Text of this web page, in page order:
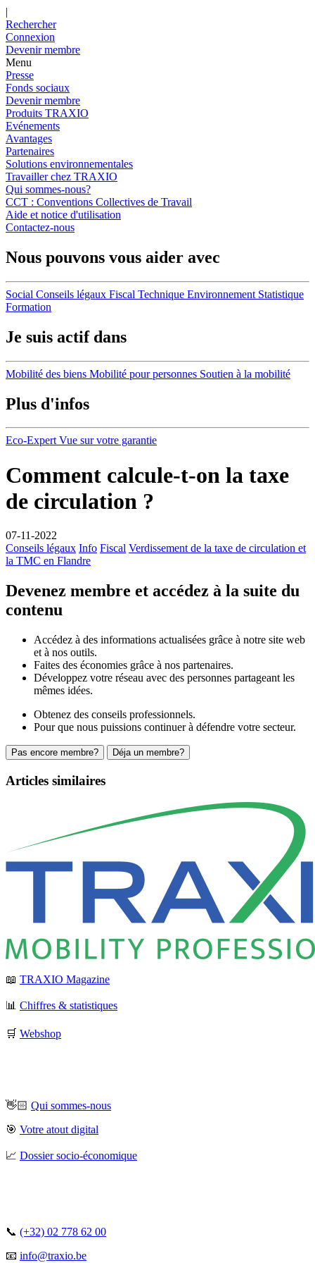
|
Rechercher
Connexion
Devenir membre
Menu
Presse
Fonds sociaux
Devenir membre
Produits TRAXIO
Evénements
Avantages
Partenaires
Solutions environnementales
Travailler chez TRAXIO
Qui sommes-nous?
CCT : Conventions Collectives de Travail
Aide et notice d'utilisation
Contactez-nous
Nous pouvons vous aider avec
Social Conseils légaux Fiscal Technique Environnement Statistique
Formation
Je suis actif dans
Mobilité des biens Mobilité pour personnes Soutien à la mobilité
Plus d'infos
Eco-Expert Vue sur votre garantie
Comment calcule-t-on la taxe
de circulation ?
07-11-2022
Conseils légaux Info Fiscal Verdissement de la taxe de circulation et
la TMC en Flandre
Devenez membre et accédez à la suite du
contenu
Accédez à des informations actualisées grâce à notre site web
et à nos outils.
Faites des économies grâce à nos partenaires.
Développez votre réseau avec des personnes partageant les
mêmes idées.
Obtenez des conseils professionnels.
Pour que nous puissions continuer à défendre votre secteur.
Pas encore membre? Déja un membre?
Articles similaires
📖 TRAXIO Magazine
📊 Chiffres & statistiques
🛒 Webshop
👋🏻 Qui sommes-nous
🎯 Votre atout digital
📈 Dossier socio-économique
📞 (+32) 02 778 62 00
📧 info@traxio.be